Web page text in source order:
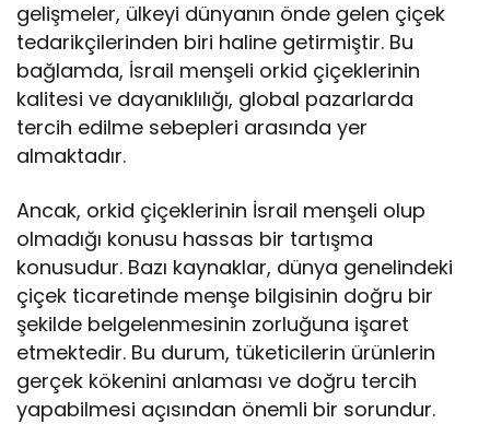
gelişmeler, ülkeyi dünyanın önde gelen çiçek
tedarikçilerinden biri haline getirmiştir. Bu
bağlamda, İsrail menşeli orkid çiçeklerinin
kalitesi ve dayanıklılığı, global pazarlarda
tercih edilme sebepleri arasında yer
almaktadır.
Ancak, orkid çiçeklerinin İsrail menşeli olup
olmadığı konusu hassas bir tartışma
konusudur. Bazı kaynaklar, dünya genelindeki
çiçek ticaretinde menşe bilgisinin doğru bir
şekilde belgelenmesinin zorluğuna işaret
etmektedir. Bu durum, tüketicilerin ürünlerin
gerçek kökenini anlaması ve doğru tercih
yapabilmesi açısından önemli bir sorundur.